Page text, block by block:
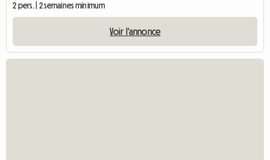
2 pers. | 2 semaines minimum
Voir l'annonce